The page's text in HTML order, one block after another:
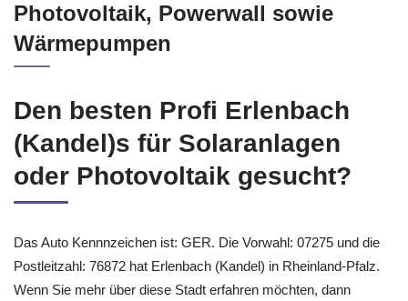
Stromspeicher,Sonnenbatterien,
Photovoltaik, Powerwall sowie
Den besten Profi Erlenbach
(Kandel)s für Solaranlagen
Das Auto Kennnzeichen ist: GER. Die Vorwahl: 07275 und die